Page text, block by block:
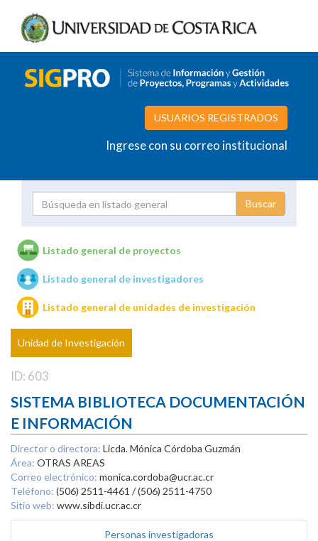
USUARIOS REGISTRADOS
Ingrese con su correo institucional
Unidades de investigación
Listado general de proyectos
Listado general de investigadores
Listado general de unidades de investigación
Unidad de Investigación
ID: 603
SISTEMA BIBLIOTECA DOCUMENTACIÓN
E INFORMACIÓN
Director o directora: Licda. Mónica Córdoba Guzmán
Área: OTRAS AREAS
Correo electrónico: monica.cordoba@ucr.ac.cr
Teléfono: (506) 2511-4461 / (506) 2511-4750
Sitio web: www.sibdi.ucr.ac.cr
Personas investigadoras